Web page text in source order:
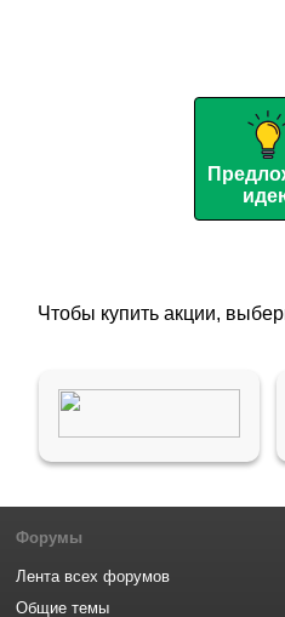
Чтобы купить акции,
Форумы
Лента всех форумов
Общие темы